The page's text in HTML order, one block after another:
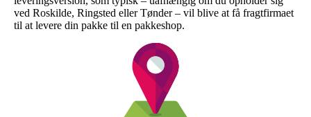
ved Roskilde, Ringsted eller Tønder – vil blive at få fragtfirmaet
til at levere din pakke til en pakkeshop.